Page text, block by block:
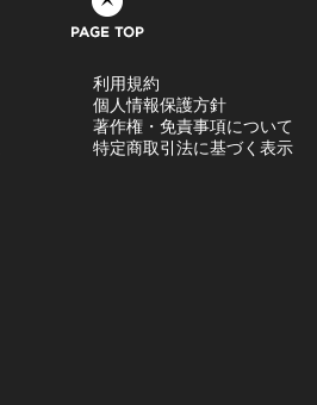
利用規約
個人情報保護方針
著作権・免責事項について
特定商取引法に基づく表示